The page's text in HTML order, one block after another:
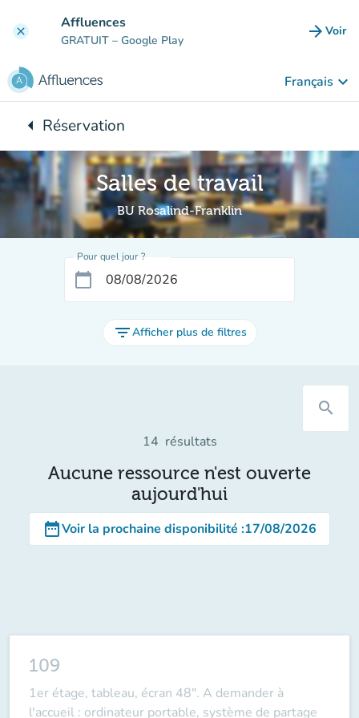
clear Affluences
GRATUIT – Google Play arrow_forward Voir
Français keyboard_arrow_down
arrow_leftRetour à :
Réservation
Salles de travail
BU Rosalind-Franklin
Pour quel jour ?
calendar_today
filter_listAfficher plus de filtres
search
14 résultats
Aucune ressource n'est ouverte
aujourd'hui
date_rangeVoir la prochaine disponibilité :17/08/2026
109
1er étage, tableau, écran 48". A demander à
l'accueil : ordinateur portable, système de partage